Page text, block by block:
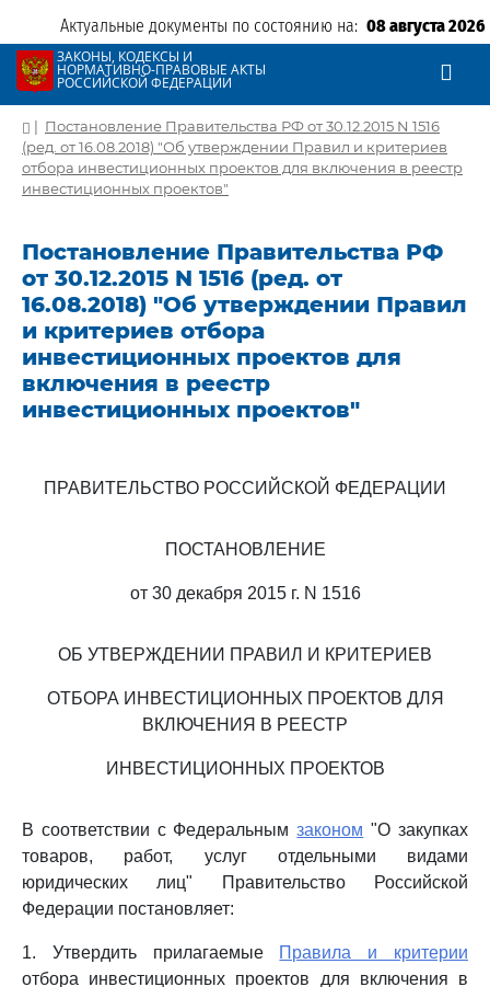
Актуальные документы по состоянию на: 08 августа 2026
ЗАКОНЫ, КОДЕКСЫ И
НОРМАТИВНО-ПРАВОВЫЕ АКТЫ
РОССИЙСКОЙ ФЕДЕРАЦИИ
| Постановление Правительства РФ от 30.12.2015 N 1516
(ред. от 16.08.2018) "Об утверждении Правил и критериев
отбора инвестиционных проектов для включения в реестр
инвестиционных проектов"
Постановление Правительства РФ
от 30.12.2015 N 1516 (ред. от
16.08.2018) "Об утверждении Правил
и критериев отбора
инвестиционных проектов для
включения в реестр
инвестиционных проектов"
ПРАВИТЕЛЬСТВО РОССИЙСКОЙ ФЕДЕРАЦИИ
ПОСТАНОВЛЕНИЕ
от 30 декабря 2015 г. N 1516
ОБ УТВЕРЖДЕНИИ ПРАВИЛ И КРИТЕРИЕВ
ОТБОРА ИНВЕСТИЦИОННЫХ ПРОЕКТОВ ДЛЯ
ВКЛЮЧЕНИЯ В РЕЕСТР
ИНВЕСТИЦИОННЫХ ПРОЕКТОВ
В соответствии с Федеральнымзаконом "О закупках
товаров, работ, услуг отдельными видами
юридических лиц" Правительство Российской
Федерации постановляет:
1. Утвердить прилагаемые Правила и критерии
отбора инвестиционных проектов для включения в